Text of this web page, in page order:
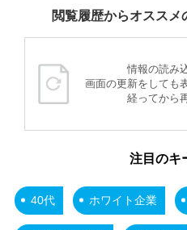
閲覧履歴からオススメ
情報の読み
画面の更新をしても
経ってから
注目のキ
40代 ホワイト企業